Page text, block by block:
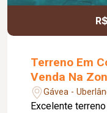
Terreno Em
Venda Na
Gávea -
Excelente